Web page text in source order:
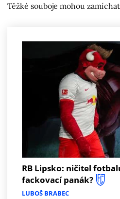
Těžké souboje mohou
RB Lipsko: ničitel
fackovací panák?
LUBOŠ BRABEC